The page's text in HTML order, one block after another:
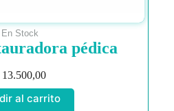
En Stock
pédica
al carrito